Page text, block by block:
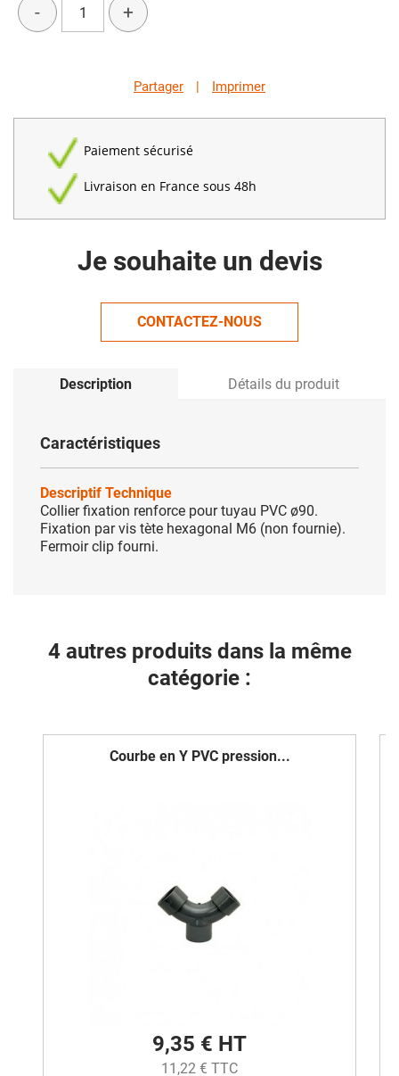
- +
Partager | Imprimer
Paiement sécurisé
Livraison en France sous 48h
Je souhaite un devis
CONTACTEZ-NOUS
Description Détails du produit
Caractéristiques
Descriptif Technique
Collier fixation renforce pour tuyau PVC ø90.
Fixation par vis tète hexagonal M6 (non fournie).
Fermoir clip fourni.
4 autres produits dans la même
catégorie :
Courbe en Y PVC pression...
9,35 € HT
11,22 € TTC